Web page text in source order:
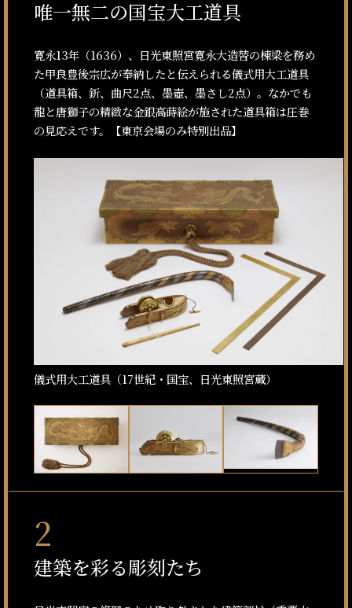
唯一無二の国宝大工道具
寛永13年（1636）、日光東照宮寛永大造替の棟梁を務め
た甲良豊後宗広が奉納したと伝えられる儀式用大工道具
（道具箱、釿、曲尺2点、墨壺、墨さし2点）。なかでも
龍と唐獅子の精緻な金銀高蒔絵が施された道具箱は圧巻
の見応えです。【東京会場のみ特別出品】
儀式用大工道具（17世紀・国宝、日光東照宮蔵）
2
建築を彩る彫刻たち